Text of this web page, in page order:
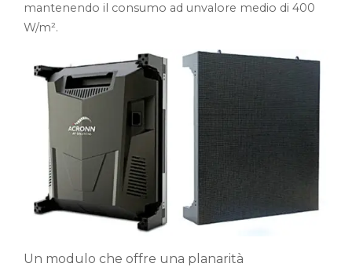
mantenendo il consumo ad unvalore medio di 400
W/m².
Un modulo che offre una planarità